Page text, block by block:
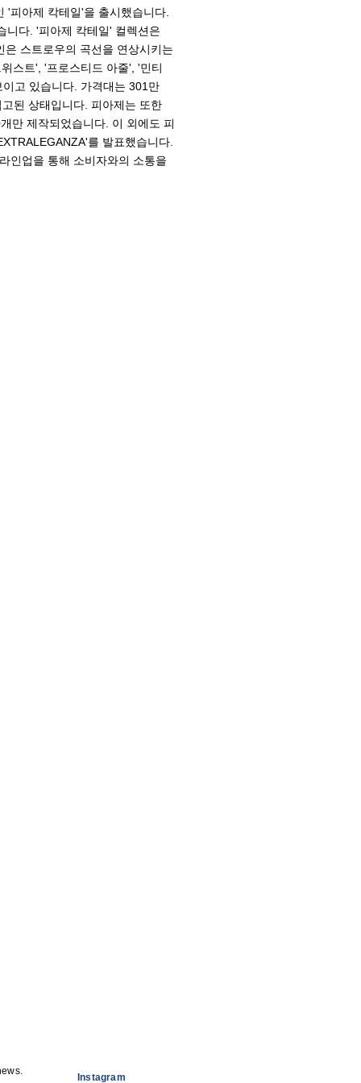
'피아제 칵테일'을 출시했습니다.
니다. '피아제 칵테일' 컬렉션은
스트로우의 곡선을 연상시키는
스트', '프로스티드 아줄', '민티
고 있습니다. 가격대는 301만
된 상태입니다. 피아제는 또한
만 제작되었습니다. 이 외에도 피
를 발표했습니다.
인업을 통해 소비자와의 소통을
Instagram